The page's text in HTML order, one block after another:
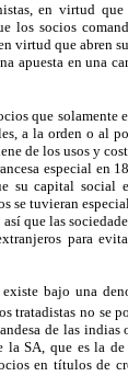
en virtud
los socios
virtud que abren
apuesta en una
que solamente
a la orden o al
de los usos y
especial en
capital social
se tuvieran
que las
para
bajo una
tratadistas no se
de las
la SA, que es la
en títulos de